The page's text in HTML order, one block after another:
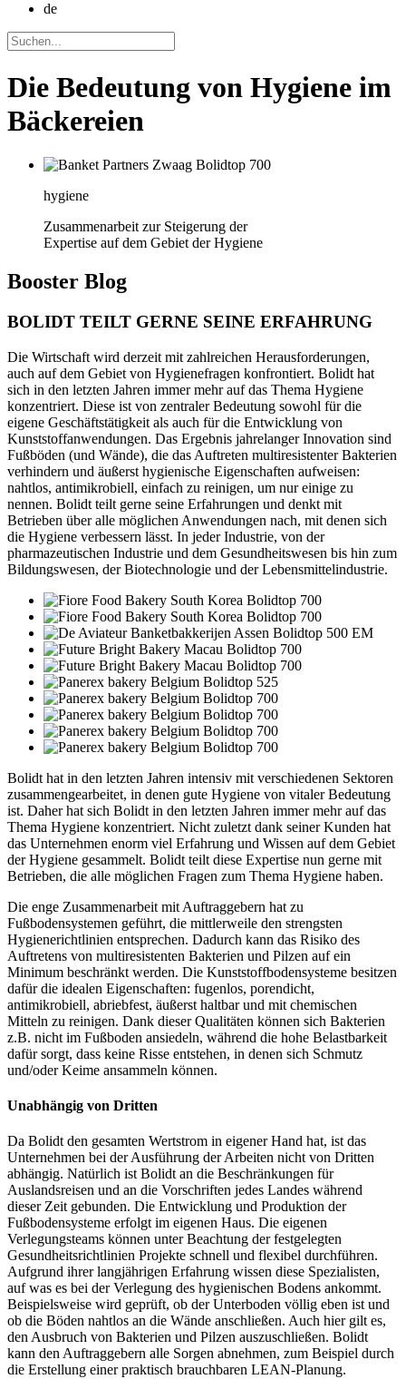
de
Die Bedeutung von Hygiene im
Bäckereien
hygiene
Zusammenarbeit zur Steigerung der
Expertise auf dem Gebiet der Hygiene
Booster Blog
BOLIDT TEILT GERNE SEINE ERFAHRUNG
Die Wirtschaft wird derzeit mit zahlreichen Herausforderungen,
auch auf dem Gebiet von Hygienefragen konfrontiert. Bolidt hat
sich in den letzten Jahren immer mehr auf das Thema Hygiene
konzentriert. Diese ist von zentraler Bedeutung sowohl für die
eigene Geschäftstätigkeit als auch für die Entwicklung von
Kunststoffanwendungen. Das Ergebnis jahrelanger Innovation sind
Fußböden (und Wände), die das Auftreten multiresistenter Bakterien
verhindern und äußerst hygienische Eigenschaften aufweisen:
nahtlos, antimikrobiell, einfach zu reinigen, um nur einige zu
nennen. Bolidt teilt gerne seine Erfahrungen und denkt mit
Betrieben über alle möglichen Anwendungen nach, mit denen sich
die Hygiene verbessern lässt. In jeder Industrie, von der
pharmazeutischen Industrie und dem Gesundheitswesen bis hin zum
Bildungswesen, der Biotechnologie und der Lebensmittelindustrie.
Bolidt hat in den letzten Jahren intensiv mit verschiedenen Sektoren
zusammengearbeitet, in denen gute Hygiene von vitaler Bedeutung
ist. Daher hat sich Bolidt in den letzten Jahren immer mehr auf das
Thema Hygiene konzentriert. Nicht zuletzt dank seiner Kunden hat
das Unternehmen enorm viel Erfahrung und Wissen auf dem Gebiet
der Hygiene gesammelt. Bolidt teilt diese Expertise nun gerne mit
Betrieben, die alle möglichen Fragen zum Thema Hygiene haben.
Die enge Zusammenarbeit mit Auftraggebern hat zu
Fußbodensystemen geführt, die mittlerweile den strengsten
Hygienerichtlinien entsprechen. Dadurch kann das Risiko des
Auftretens von multiresistenten Bakterien und Pilzen auf ein
Minimum beschränkt werden. Die Kunststoffbodensysteme besitzen
dafür die idealen Eigenschaften: fugenlos, porendicht,
antimikrobiell, abriebfest, äußerst haltbar und mit chemischen
Mitteln zu reinigen. Dank dieser Qualitäten können sich Bakterien
z.B. nicht im Fußboden ansiedeln, während die hohe Belastbarkeit
dafür sorgt, dass keine Risse entstehen, in denen sich Schmutz
und/oder Keime ansammeln können.
Unabhängig von Dritten
Da Bolidt den gesamten Wertstrom in eigener Hand hat, ist das
Unternehmen bei der Ausführung der Arbeiten nicht von Dritten
abhängig. Natürlich ist Bolidt an die Beschränkungen für
Auslandsreisen und an die Vorschriften jedes Landes während
dieser Zeit gebunden. Die Entwicklung und Produktion der
Fußbodensysteme erfolgt im eigenen Haus. Die eigenen
Verlegungsteams können unter Beachtung der festgelegten
Gesundheitsrichtlinien Projekte schnell und flexibel durchführen.
Aufgrund ihrer langjährigen Erfahrung wissen diese Spezialisten,
auf was es bei der Verlegung des hygienischen Bodens ankommt.
Beispielsweise wird geprüft, ob der Unterboden völlig eben ist und
ob die Böden nahtlos an die Wände anschließen. Auch hier gilt es,
den Ausbruch von Bakterien und Pilzen auszuschließen. Bolidt
kann den Auftraggebern alle Sorgen abnehmen, zum Beispiel durch
die Erstellung einer praktisch brauchbaren LEAN-Planung.